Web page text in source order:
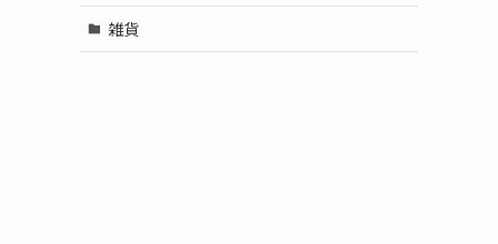
雑貨